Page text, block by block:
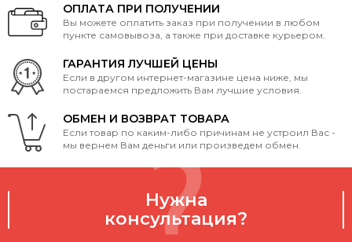
ОПЛАТА ПРИ ПОЛУЧЕНИИ
Вы можете оплатить заказ при получении в любом
пункте самовывоза, а также при доставке курьером.
ГАРАНТИЯ ЛУЧШЕЙ ЦЕНЫ
Если в другом интернет-магазине цена ниже, мы
постараемся предложить Вам лучшие условия.
ОБМЕН И ВОЗВРАТ ТОВАРА
Если товар по каким-либо причинам не устроил Вас -
мы вернем Вам деньги или произведем обмен.
Нужна
консультация?